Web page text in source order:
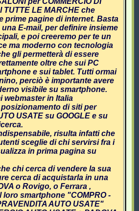
TUTTE LE MARCHE che
prime pagine di internet. Basta
E-mail, per definire insieme
e poi creeremo per te un
ma moderno con tecnologia
gli permetterà di essere
oltre che sui PC
e sui tablet. Tutti ormai
perciò è importante avere
visibile su smartphone.
webmaster in Italia
di siti per
USATE su GOOGLE e su
risulta infatti che
sceglie di chi servirsi fra i
in prima pagina su
chi cerca di vendere la sua
cerca di acquistarla in una
o Rovigo, o Ferrara ,
smartphone "COMPRO -
AUTO USATE"